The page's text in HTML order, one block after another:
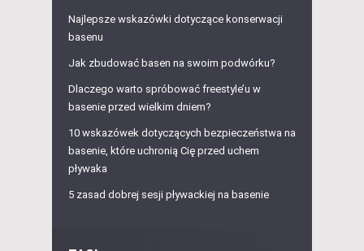
Najlepsze wskazówki dotyczące konserwacji
basenu
Jak zbudować basen na swoim podwórku?
Dlaczego warto spróbować freestyle’u w
basenie przed wielkim dniem?
10 wskazówek dotyczących bezpieczeństwa na
basenie, które uchronią Cię przed uchem
pływaka
5 zasad dobrej sesji pływackiej na basenie